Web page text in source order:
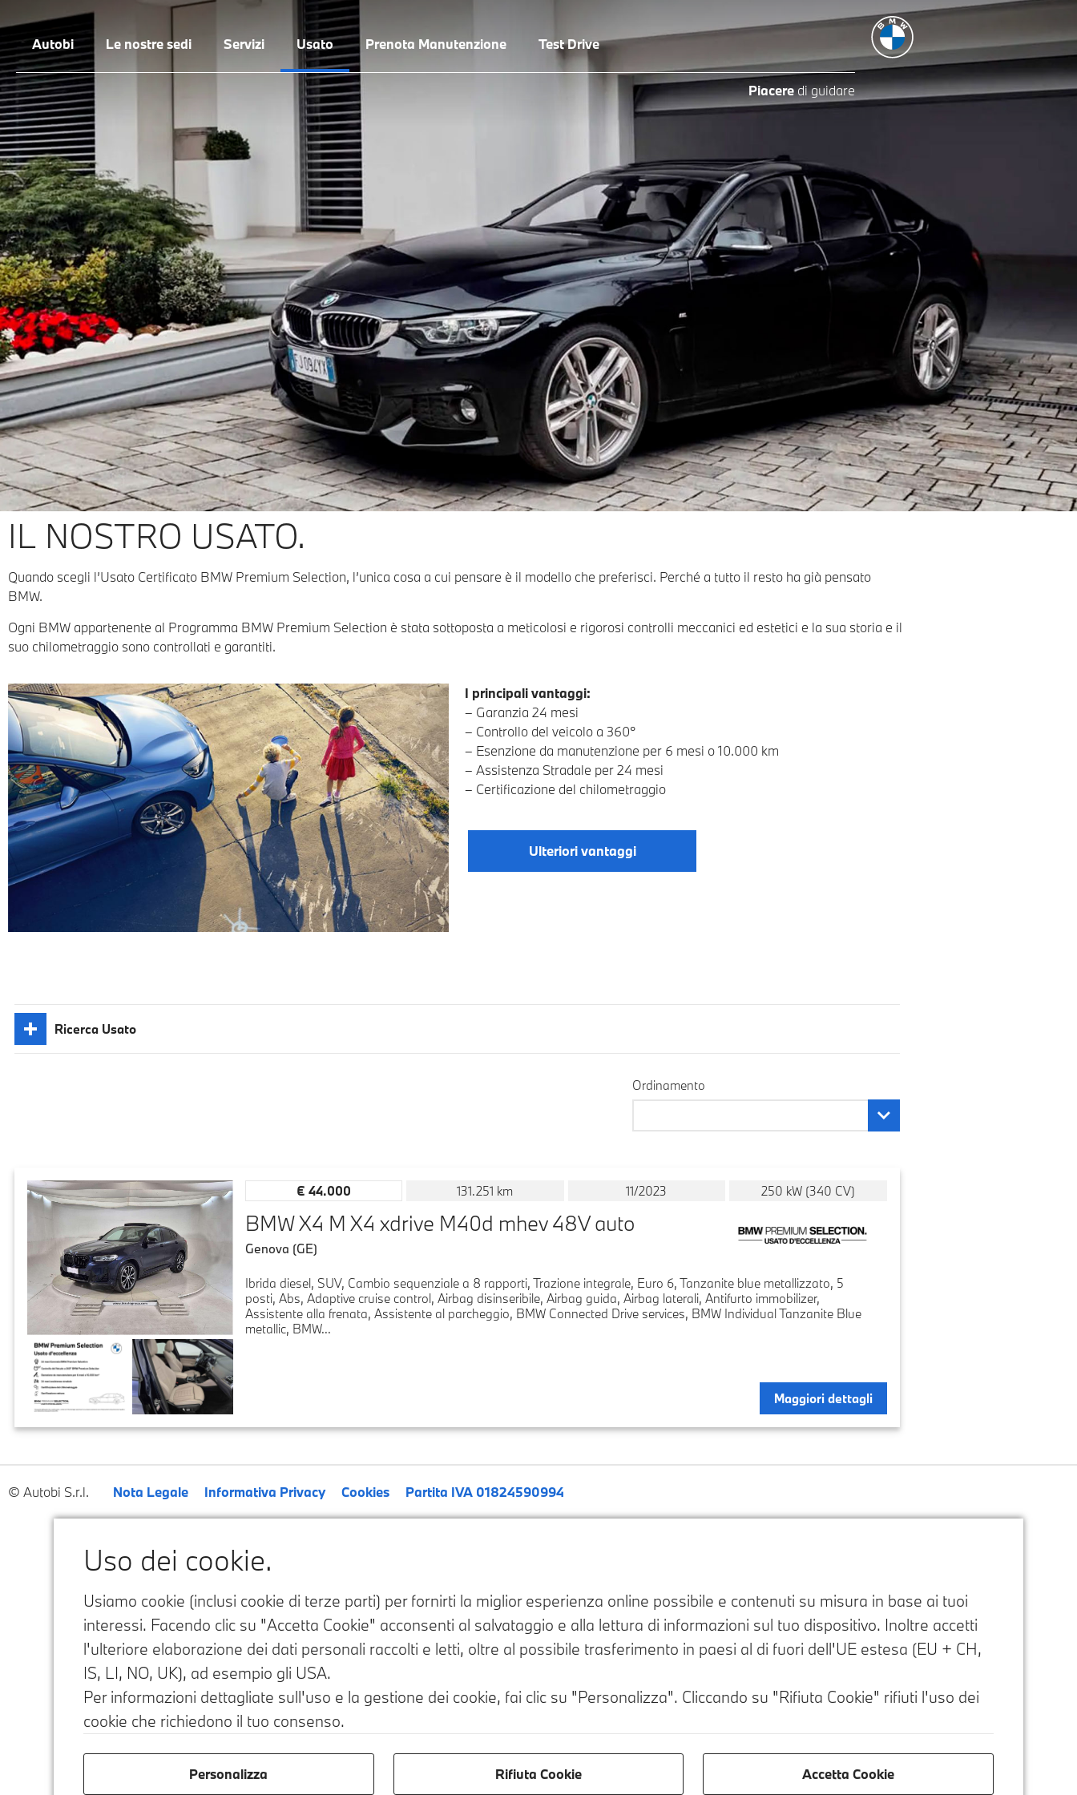
Uso dei cookie.
Usiamo cookie (inclusi cookie di terze parti) per fornirti la miglior esperienza online possibile e contenuti su misura in base ai tuoi
interessi. Facendo clic su "Accetta Cookie" acconsenti al salvataggio e alla lettura di informazioni sul tuo dispositivo. Inoltre accetti
l'ulteriore elaborazione dei dati personali raccolti e letti, oltre al possibile trasferimento in paesi al di fuori dell'UE estesa (EU + CH,
IS, LI, NO, UK), ad esempio gli USA.
Per informazioni dettagliate sull'uso e la gestione dei cookie, fai clic su "Personalizza". Cliccando su "Rifiuta Cookie" rifiuti l'uso dei
cookie che richiedono il tuo consenso.
Personalizza Rifiuta Cookie Accetta Cookie
Autobi Le nostre sedi Servizi Usato Prenota Manutenzione Test Drive
Piaceredi guidare
IL NOSTRO USATO.
Quando scegli l’Usato Certificato BMW Premium Selection, l’unica cosa a cui pensare è il modello che preferisci. Perché a tutto il resto ha già pensato
BMW.
Ogni BMW appartenente al Programma BMW Premium Selection è stata sottoposta a meticolosi e rigorosi controlli meccanici ed estetici e la sua storia e il
suo chilometraggio sono controllati e garantiti.
I principali vantaggi:
– Garanzia 24 mesi
– Controllo del veicolo a 360°
– Esenzione da manutenzione per 6 mesi o 10.000 km
– Assistenza Stradale per 24 mesi
– Certificazione del chilometraggio
Ulteriori vantaggi
Autobi S.r.l. Nota Legale Informativa Privacy Cookies Partita IVA 01824590994